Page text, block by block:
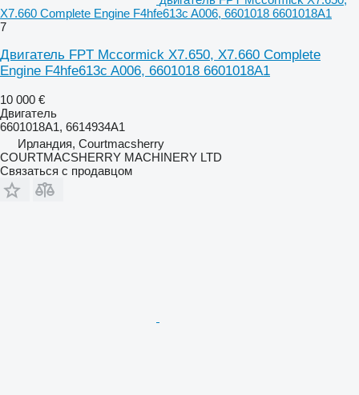
X7.660 Complete Engine F4hfe613c A006, 6601018 6601018A1
7
Двигатель FPT Mccormick X7.650, X7.660 Complete
Engine F4hfe613c A006, 6601018 6601018A1
10 000 €
Двигатель
6601018A1, 6614934A1
Ирландия, Courtmacsherry
COURTMACSHERRY MACHINERY LTD
Связаться с продавцом